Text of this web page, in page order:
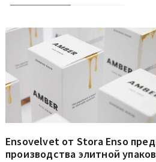
Ensovelvet от Stora Enso
производства элитной